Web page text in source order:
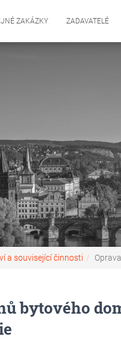
ZAKÁZKY ZADAVATELÉ
a související činnosti
bytového